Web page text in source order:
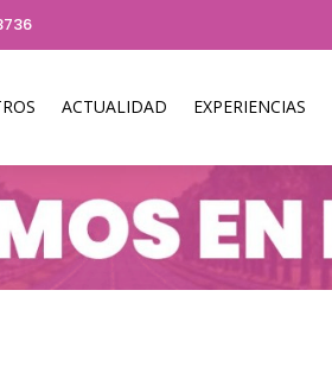
ACTUALIDAD EXPERIENCIAS